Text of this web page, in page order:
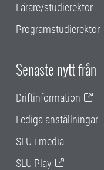
Lärare/studierektor
Programstudierektor
Senaste nytt från
Driftinformation
Lediga anställningar
SLU i media
SLU Play